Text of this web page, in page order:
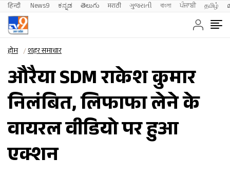
हिन्दी News9 ಕನ್ನಡ తెలుగు मराठी ગુજરાતી বাংলা ਪੰਜਾਬੀ தமிழ்
होम शहर समाचार
औरैया SDM राकेश कुमार
निलंबित, लिफाफा लेने के
वायरल वीडियो पर हुआ
एक्शन